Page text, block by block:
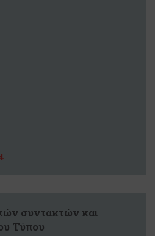
συντακτών και
Τύπου